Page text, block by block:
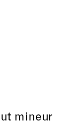
mineur